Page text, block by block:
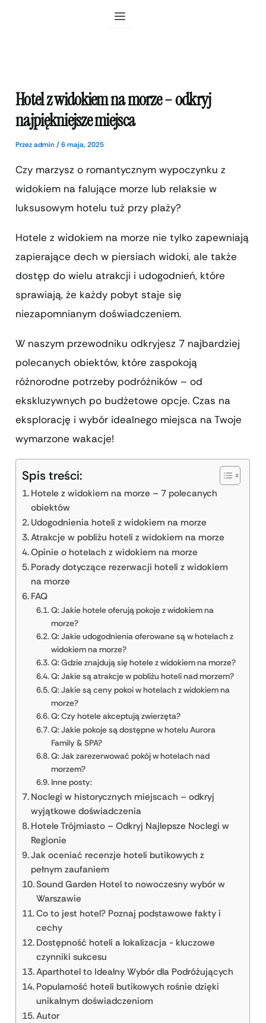
Hotel z widokiem na morze – odkryj
najpiękniejsze miejsca
Przezadmin/6 maja, 2025
Czy marzysz o romantycznym wypoczynku z
widokiem na falujące morze lub relaksie w
luksusowym hotelu tuż przy plaży?
Hotele z widokiem na morze nie tylko zapewniają
zapierające dech w piersiach widoki, ale także
dostęp do wielu atrakcji i udogodnień, które
sprawiają, że każdy pobyt staje się
niezapomnianym doświadczeniem.
W naszym przewodniku odkryjesz 7 najbardziej
polecanych obiektów, które zaspokoją
różnorodne potrzeby podróżników – od
ekskluzywnych po budżetowe opcje. Czas na
eksplorację i wybór idealnego miejsca na Twoje
wymarzone wakacje!
Spis treści:
Hotele z widokiem na morze – 7 polecanych
obiektów
Udogodnienia hoteli z widokiem na morze
Atrakcje w pobliżu hoteli z widokiem na morze
Opinie o hotelach z widokiem na morze
Porady dotyczące rezerwacji hoteli z widokiem
na morze
FAQ
Q: Jakie hotele oferują pokoje z widokiem na
morze?
Q: Jakie udogodnienia oferowane są w hotelach z
widokiem na morze?
Q: Gdzie znajdują się hotele z widokiem na morze?
Q: Jakie są atrakcje w pobliżu hoteli nad morzem?
Q: Jakie są ceny pokoi w hotelach z widokiem na
morze?
Q: Czy hotele akceptują zwierzęta?
Q: Jakie pokoje są dostępne w hotelu Aurora
Family & SPA?
Q: Jak zarezerwować pokój w hotelach nad
morzem?
Inne posty:
Noclegi w historycznych miejscach – odkryj
wyjątkowe doświadczenia
Hotele Trójmiasto – Odkryj Najlepsze Noclegi w
Regionie
Jak oceniać recenzje hoteli butikowych z
pełnym zaufaniem
Sound Garden Hotel to nowoczesny wybór w
Warszawie
Co to jest hotel? Poznaj podstawowe fakty i
cechy
Dostępność hoteli a lokalizacja - kluczowe
czynniki sukcesu
Aparthotel to Idealny Wybór dla Podróżujących
Popularność hoteli butikowych rośnie dzięki
unikalnym doświadczeniom
Autor